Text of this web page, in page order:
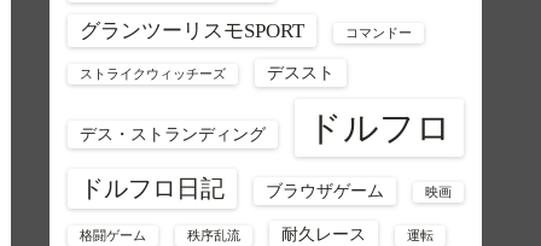
グランツーリスモSPORT コマンドー
ストライクウィッチーズ デススト
デス・ストランディング ドルフロ
ドルフロ日記 ブラウザゲーム 映画
格闘ゲーム 秩序乱流 耐久レース 運転